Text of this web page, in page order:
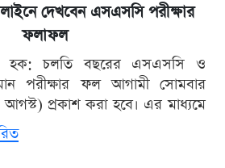
দেখবেন এসএসসি পরীক্ষার
ফলাফল
হক: চলতি বছরের এসএসসি ও
পরীক্ষার ফল আগামী সোমবার
প্রকাশ করা হবে। এর মাধ্যমে